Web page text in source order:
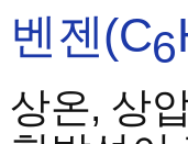
벤젠(C6
상온, 상